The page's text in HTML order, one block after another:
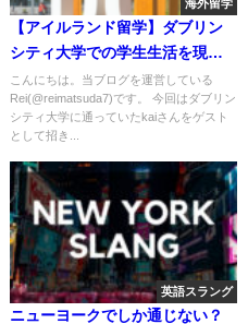
海外留学
【アイルランド留学】ダブリン
シティ大学での学生生活を現地
から紹介
こんにちは。当ブログを運営している
Rei(@reimatsuda7)です。 今回はダブリン
シティ大学に通っていたkaiさんをゲスト
として招き...
英語スラング
ニューヨークでしか通じない？